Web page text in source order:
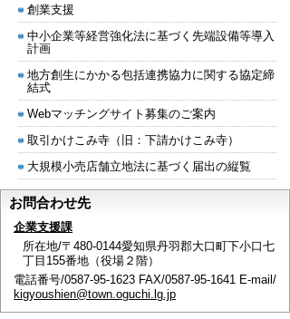
創業支援
中小企業等経営強化法に基づく先端設備等導入
計画
地方創生にかかる包括連携協力に関する協定締
結式
Webマッチングサイト募集のご案内
取引かけこみ寺（旧：下請かけこみ寺）
大規模小売店舗立地法に基づく届出の縦覧
お問合わせ先
企業支援課
所在地/〒480-0144愛知県丹羽郡大口町下小口七
丁目155番地（役場２階）
電話番号/0587-95-1623 FAX/0587-95-1641 E-mail/
kigyoushien@town.oguchi.lg.jp